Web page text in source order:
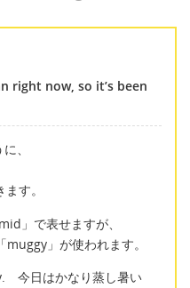
right now, so it’s been
、
す。
」で表せますが、
」が使われます。
今日はかなり蒸し暑い